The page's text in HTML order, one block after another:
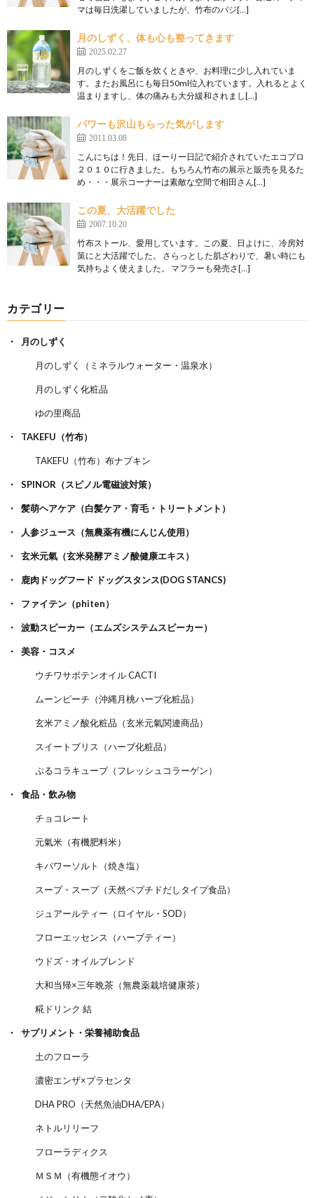
マは毎日洗濯していましたが、竹布のパジ[…]
月のしずく、体も心も整ってきます
2025.02.27
月のしずくをご飯を炊くときや、お料理に少し入れていま
す。またお風呂にも毎日50ml位入れています。入れるとよく
温まりますし、体の痛みも大分緩和されまし[…]
パワーも沢山もらった気がします
2011.03.08
こんにちは！先日、ほーりー日記で紹介されていたエコプロ
２０１０に行きました。もちろん竹布の展示と販売を見るた
め・・・展示コーナーは素敵な空間で相田さん[…]
この夏、大活躍でした
2007.10.20
竹布ストール、愛用しています。この夏、日よけに、冷房対
策にと大活躍でした。 さらっとした肌ざわりで、暑い時にも
気持ちよく使えました。 マフラーも発売さ[…]
カテゴリー
月のしずく
月のしずく（ミネラルウォーター・温泉水）
月のしずく化粧品
ゆの里商品
TAKEFU（竹布）
TAKEFU（竹布）布ナプキン
SPINOR（スピノル電磁波対策）
髪萌ヘアケア（白髪ケア・育毛・トリートメント）
人参ジュース（無農薬有機にんじん使用）
玄米元氣（玄米発酵アミノ酸健康エキス）
鹿肉ドッグフード ドッグスタンス(DOG STANCS)
ファイテン（phiten）
波動スピーカー（エムズシステムスピーカー）
美容・コスメ
ウチワサボテンオイル CACTI
ムーンピーチ（沖縄月桃ハーブ化粧品）
玄米アミノ酸化粧品（玄米元氣関連商品）
スイートブリス（ハーブ化粧品）
ぷるコラキューブ（フレッシュコラーゲン）
食品・飲み物
チョコレート
元氣米（有機肥料米）
キパワーソルト（焼き塩）
スープ・スープ（天然ペプチドだしタイプ食品）
ジュアールティー（ロイヤル・SOD）
フローエッセンス（ハーブティー）
ウドズ・オイルブレンド
大和当帰×三年晩茶（無農薬栽培健康茶）
糀ドリンク 結
サプリメント・栄養補助食品
土のフローラ
濃密エンザ×プラセンタ
DHA PRO（天然魚油DHA/EPA）
ネトルリリーフ
フローラディクス
ＭＳＭ（有機態イオウ）